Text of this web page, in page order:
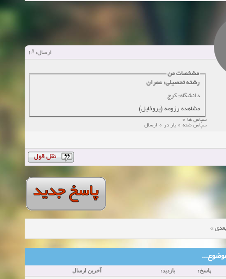
زمان:11-11-2024
زمان:10-28-2024
زمان:10-21-2024
زمان:10-13-2024
ارسال: #1
مشخصات من
رشته تحصیلی: عمران
دانشگاه: کرج
مشاهده رزومه (پروفایل)
سپاس ها 0
سپاس شده 0 بار در 0 ارسال
»
پاسخ: بازدید: آخرین ارسال